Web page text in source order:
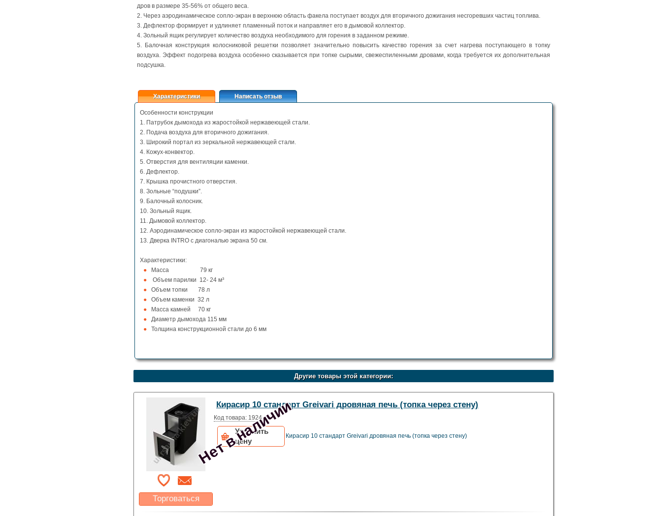
дров в размере 35-56% от общего веса.
2. Через аэродинамическое сопло-экран в верхнюю область факела поступает воздух для вторичного дожигания несгоревших частиц топлива.
3. Дефлектор формирует и удлиняет пламенный поток и направляет его в дымовой коллектор.
4. Зольный ящик регулирует количество воздуха необходимого для горения в заданном режиме.
5. Балочная конструкция колосниковой решетки позволяет значительно повысить качество горения за счет нагрева поступающего в топку
воздуха. Эффект подогрева воздуха особенно сказывается при топке сырыми, свежеспиленными дровами, когда требуется их дополнительная
подсушка.
Характеристики Написать отзыв
Особенности конструкции
1. Патрубок дымохода из жаростойкой нержавеющей стали.
2. Подача воздуха для вторичного дожигания.
3. Широкий портал из зеркальной нержавеющей стали.
4. Кожух-конвектор.
5. Отверстия для вентиляции каменки.
6. Дефлектор.
7. Крышка прочистного отверстия.
8. Зольные “подушки”.
9. Балочный колосник.
10. Зольный ящик.
11. Дымовой коллектор.
12. Аэродинамическое сопло-экран из жаростойкой нержавеющей стали.
13. Дверка INTRO с диагональю экрана 50 cм.
Характеристики:
Масса 79 кг
Объем парилки 12- 24 м³
Объем топки 78 л
Объем каменки 32 л
Масса камней 70 кг
Диаметр дымохода 115 мм
Толщина конструкционной стали до 6 мм
Другие товары этой категории:
Нет в наличии
Торговаться
Какая цена Вас
Кирасир 10 стандарт Greivari дровяная печь (топка через стену)
Код товара: 1924
Уточнить
цену
Кирасир 10 стандарт Greivari дровяная печь (топка через стену)